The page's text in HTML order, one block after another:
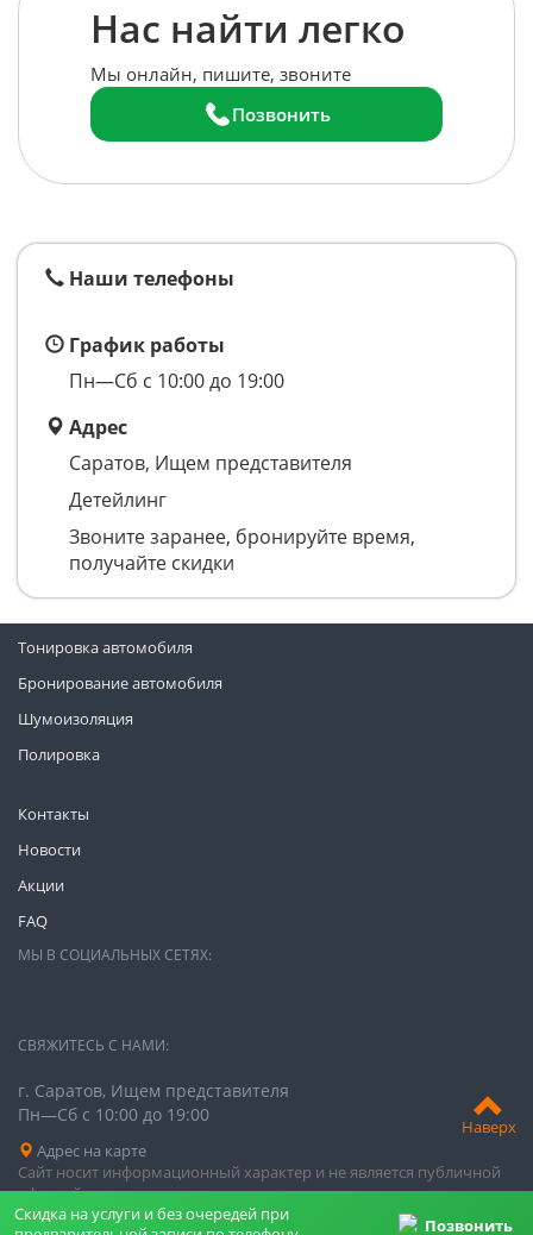
Наверх
Нас найти легко
Мы онлайн, пишите, звоните
Позвонить
Наши телефоны
График работы
Пн—Сб с 10:00 до 19:00
Адрес
Саратов, Ищем представителя
Детейлинг
Звоните заранее, бронируйте время,
получайте скидки
Контакты
Новости
Акции
FAQ
Тонировка автомобиля
Бронирование автомобиля
Шумоизоляция
Полировка
МЫ В СОЦИАЛЬНЫХ СЕТЯХ:
СВЯЖИТЕСЬ С НАМИ:
г. Саратов, Ищем представителя
Пн—Сб с 10:00 до 19:00
Адрес на карте
Сайт носит информационный характер и не является публичной
офертой
Скидка на услуги и без очередей при
Позвонить